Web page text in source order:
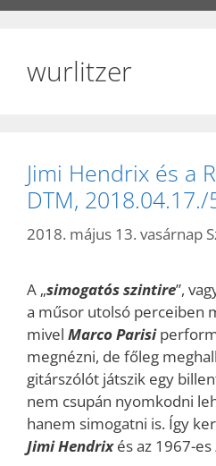
wurlitzer
Jimi Hendrix és a
DTM, 2018.04.17./
2018. május 13. vasárnap
A „simogatós szintire”,
a műsor utolsó perceiben
mivel Marco Parisi
megnézni, de főleg
gitárszólót játszik egy
nem csupán nyomkodni
hanem simogatni is. Így
Jimi Hendrix és az 1967-es